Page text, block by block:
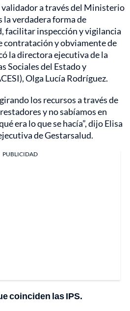
validador a través del Ministerio
la verdadera forma de
facilitar inspección y vigilancia
contratación y obviamente de
la directora ejecutiva de la
Sociales del Estado y
Olga Lucía Rodríguez.
los recursos a través de
y no sabíamos en
era lo que se hacía”, dijo Elisa
de Gestarsalud.
PUBLICIDAD
coinciden las IPS.